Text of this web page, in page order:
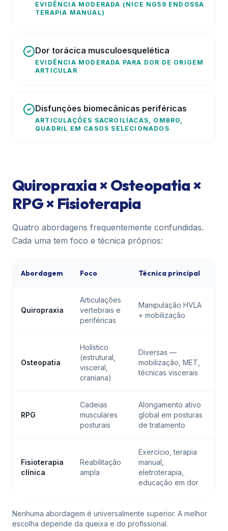
EVIDÊNCIA MODERADA (NICE NG59 ENDOSSA
TERAPIA MANUAL)
Dor torácica musculoesquelética
EVIDÊNCIA MODERADA PARA DOR DE ORIGEM
ARTICULAR
Disfunções biomecânicas periféricas
ARTICULAÇÕES SACROILÍACAS, OMBRO,
QUADRIL EM CASOS SELECIONADOS
Quiropraxia × Osteopatia ×
RPG × Fisioterapia
Quatro abordagens frequentemente confundidas.
Cada uma tem foco e técnica próprios:
Abordagem Foco Técnica principal
Quiropraxia
Articulações
vertebrais e
periféricas
Manipulação HVLA
+ mobilização
Osteopatia
Holístico
(estrutural,
visceral,
craniana)
Diversas —
mobilização, MET,
técnicas viscerais
RPG
Cadeias
musculares
posturais
Alongamento ativo
global em posturas
de tratamento
Fisioterapia
clínica
Reabilitação
ampla
Exercício, terapia
manual,
eletroterapia,
educação em dor
Nenhuma abordagem é universalmente superior. A melhor
escolha depende da queixa e do profissional.